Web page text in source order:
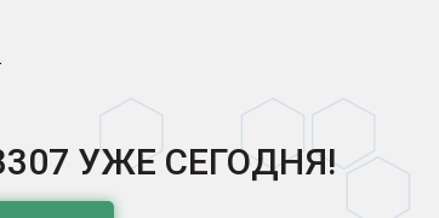
.
УЖЕ СЕГОДНЯ!